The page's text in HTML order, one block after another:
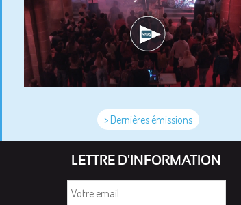
> Dernières émissions
LETTRE D'INFORMATION